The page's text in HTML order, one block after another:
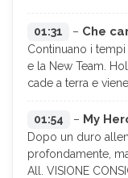
01:31 – Che
Continuano i
e la New Team.
cade a terra e
01:54 – My
Dopo un duro
profondamente,
All. VISIONE